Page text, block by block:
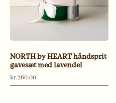
NORTH by HEART håndsprit
gavesæt med lavendel
kr.260.00